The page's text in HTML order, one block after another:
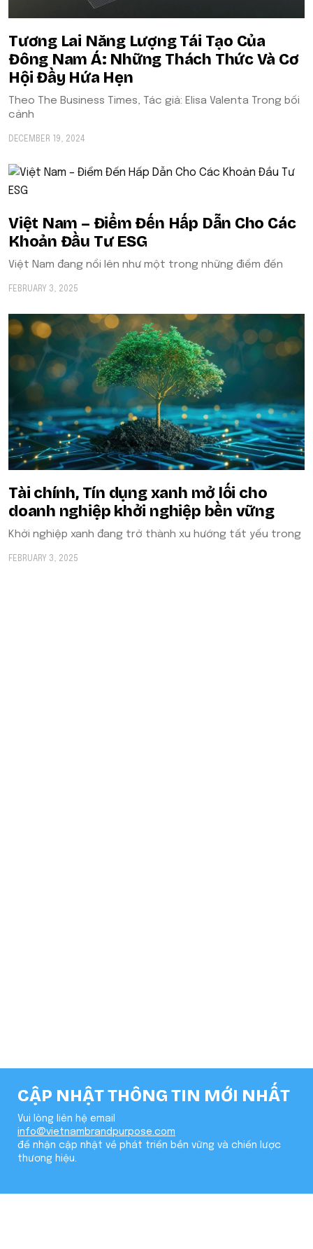
Tương Lai Năng Lượng Tái Tạo Của
Đông Nam Á: Những Thách Thức Và Cơ
Hội Đầy Hứa Hẹn
Theo The Business Times, Tác giả: Elisa Valenta Trong bối
cảnh
DECEMBER 19, 2024
Việt Nam – Điểm Đến Hấp Dẫn Cho Các
Khoản Đầu Tư ESG
Việt Nam đang nổi lên như một trong những điểm đến
FEBRUARY 3, 2025
Tài chính, Tín dụng xanh mở lối cho
doanh nghiệp khởi nghiệp bền vững
Khởi nghiệp xanh đang trở thành xu hướng tất yếu trong
FEBRUARY 3, 2025
CẬP NHẬT THÔNG TIN MỚI NHẤT
Vui lòng liên hệ email
info@vietnambrandpurpose.com
để nhận cập nhật về phát triển bền vững và chiến lược
thương hiệu.